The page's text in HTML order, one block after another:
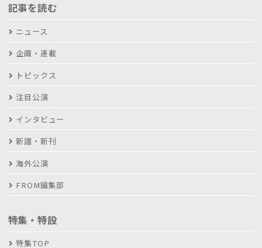
記事を読む
ニュース
企画・連載
トピックス
注目公演
インタビュー
新譜・新刊
海外公演
FROM編集部
特集・特設
特集TOP